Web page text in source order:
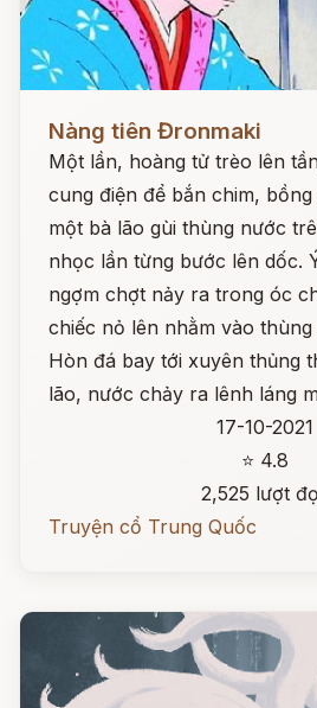
Nàng tiên Đronmaki
Một lần, hoàng tử trèo lên
cung điện để bắn chim,
một bà lão gùi thùng nước
nhọc lần từng bước lên dốc.
ngợm chợt nảy ra trong óc
chiếc nỏ lên nhằm vào
Hòn đá bay tới xuyên thủng
lão, nước chảy ra lênh láng
17-10-2021
⭐ 4.8
2,525 lượt
Truyện cổ Trung Quốc